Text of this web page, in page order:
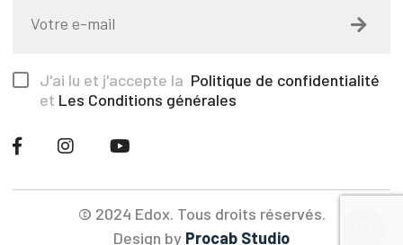
J'ai lu et j'accepte la Politique de confidentialité
et Les Conditions générales
© 2024 Edox. Tous droits réservés.
Design by Procab Studio